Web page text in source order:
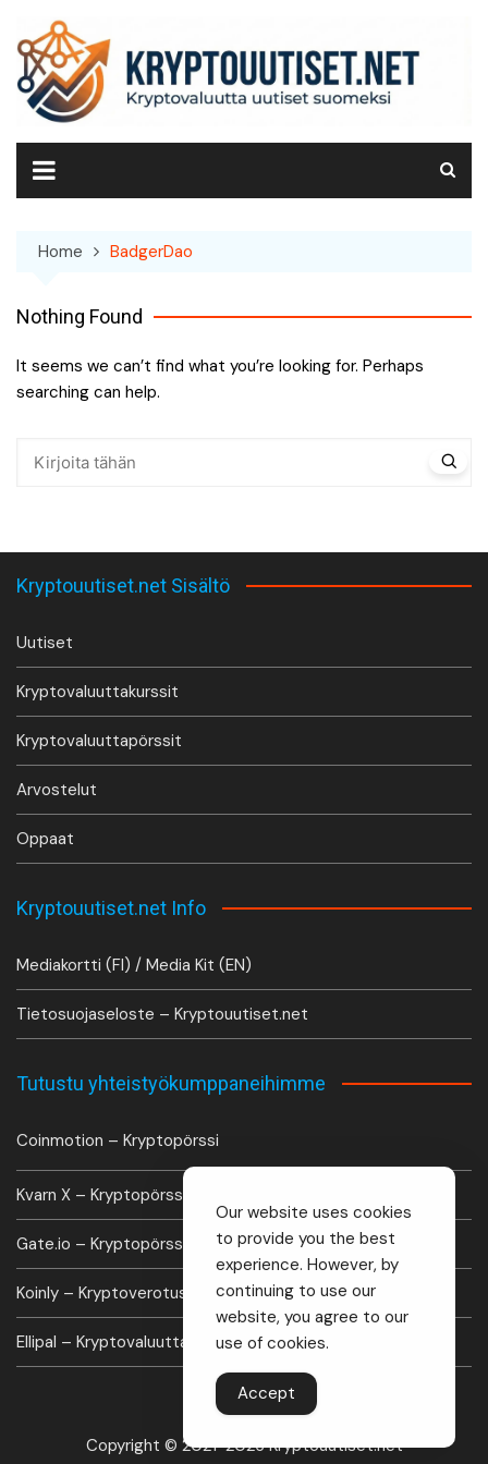
content
Home BadgerDao
Nothing Found
It seems we can’t find what you’re looking for. Perhaps
searching can help.
Kryptouutiset.net Sisältö
Uutiset
Kryptovaluuttakurssit
Kryptovaluuttapörssit
Arvostelut
Oppaat
Kryptouutiset.net Info
Mediakortti (FI) / Media Kit (EN)
Tietosuojaseloste – Kryptouutiset.net
Tutustu yhteistyökumppaneihimme
Coinmotion – Kryptopörssi
Kvarn X – Kryptopörssi
Gate.io – Kryptopörssi
Koinly – Kryptoverotus laskuri
Ellipal – Kryptovaluutta lompakko
Copyright © 2021-2026 Kryptouutiset.net
Our website uses cookies
to provide you the best
experience. However, by
continuing to use our
website, you agree to our
use of cookies.
Accept